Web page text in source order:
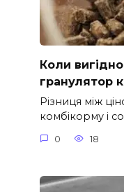
Коли
гранулятор
Різниця між
комбікорму і
0 18